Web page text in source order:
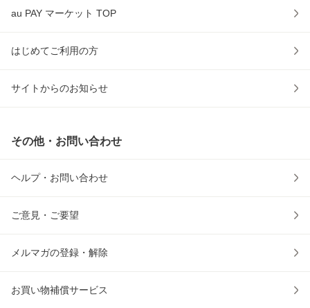
au PAY マーケット TOP
はじめてご利用の方
サイトからのお知らせ
その他・お問い合わせ
ヘルプ・お問い合わせ
ご意見・ご要望
メルマガの登録・解除
お買い物補償サービス